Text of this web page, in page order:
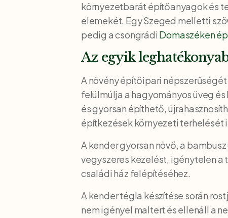
környezetbarát építőanyagok és
elemekét. Egy Szeged melletti
pedig a csongrádi Domaszéken
Az egyik
A növény építőipari
felülmúlja a hagyományos üveg
és gyorsan építhető,
építkezések környezeti terhelését
A kender gyorsan növő, a
vegyszeres kezelést, igénytelen a
családi ház felépítéséhez.
A kender tégla készítése során
nem igényel maltert és ellenáll a